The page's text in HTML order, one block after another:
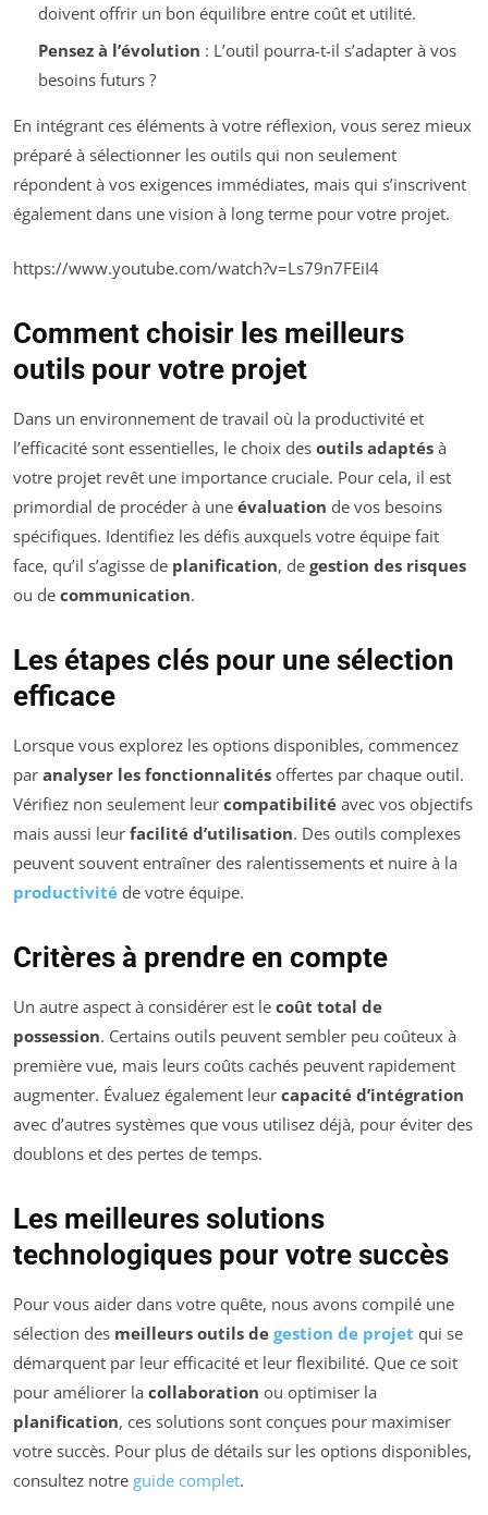
doivent offrir un bon équilibre entre coût et utilité.
Pensez à l’évolution : L’outil pourra-t-il s’adapter à vos
besoins futurs ?
En intégrant ces éléments à votre réflexion, vous serez mieux
préparé à sélectionner les outils qui non seulement
répondent à vos exigences immédiates, mais qui s’inscrivent
également dans une vision à long terme pour votre projet.
https://www.youtube.com/watch?v=Ls79n7FEiI4
Comment choisir les meilleurs
outils pour votre projet
Dans un environnement de travail où la productivité et
l’efficacité sont essentielles, le choix des outils adaptés à
votre projet revêt une importance cruciale. Pour cela, il est
primordial de procéder à une évaluation de vos besoins
spécifiques. Identifiez les défis auxquels votre équipe fait
face, qu’il s’agisse de planification, de gestion des risques
ou de communication.
Les étapes clés pour une sélection
efficace
Lorsque vous explorez les options disponibles, commencez
par analyser les fonctionnalités offertes par chaque outil.
Vérifiez non seulement leur compatibilité avec vos objectifs
mais aussi leur facilité d’utilisation. Des outils complexes
peuvent souvent entraîner des ralentissements et nuire à la
productivité de votre équipe.
Critères à prendre en compte
Un autre aspect à considérer est le coût total de
possession. Certains outils peuvent sembler peu coûteux à
première vue, mais leurs coûts cachés peuvent rapidement
augmenter. Évaluez également leur capacité d’intégration
avec d’autres systèmes que vous utilisez déjà, pour éviter des
doublons et des pertes de temps.
Les meilleures solutions
technologiques pour votre succès
Pour vous aider dans votre quête, nous avons compilé une
sélection des meilleurs outils de gestion de projet qui se
démarquent par leur efficacité et leur flexibilité. Que ce soit
pour améliorer la collaboration ou optimiser la
planification, ces solutions sont conçues pour maximiser
votre succès. Pour plus de détails sur les options disponibles,
consultez notre guide complet.